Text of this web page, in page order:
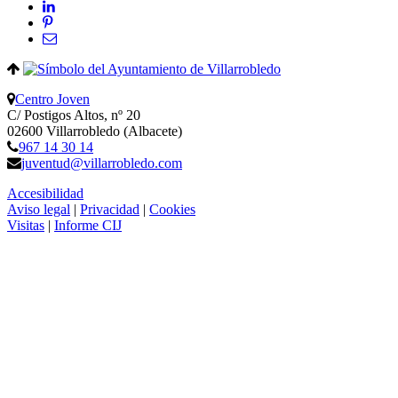
Centro Joven
C/ Postigos Altos, nº 20
02600 Villarrobledo (Albacete)
967 14 30 14
juventud@villarrobledo.com
Accesibilidad
Aviso legal | Privacidad | Cookies
Visitas | Informe CIJ